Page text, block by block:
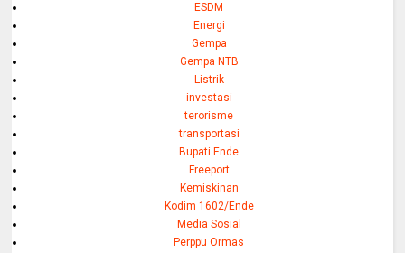
ESDM
Energi
Gempa
Gempa NTB
Listrik
investasi
terorisme
transportasi
Bupati Ende
Freeport
Kemiskinan
Kodim 1602/Ende
Media Sosial
Perppu Ormas